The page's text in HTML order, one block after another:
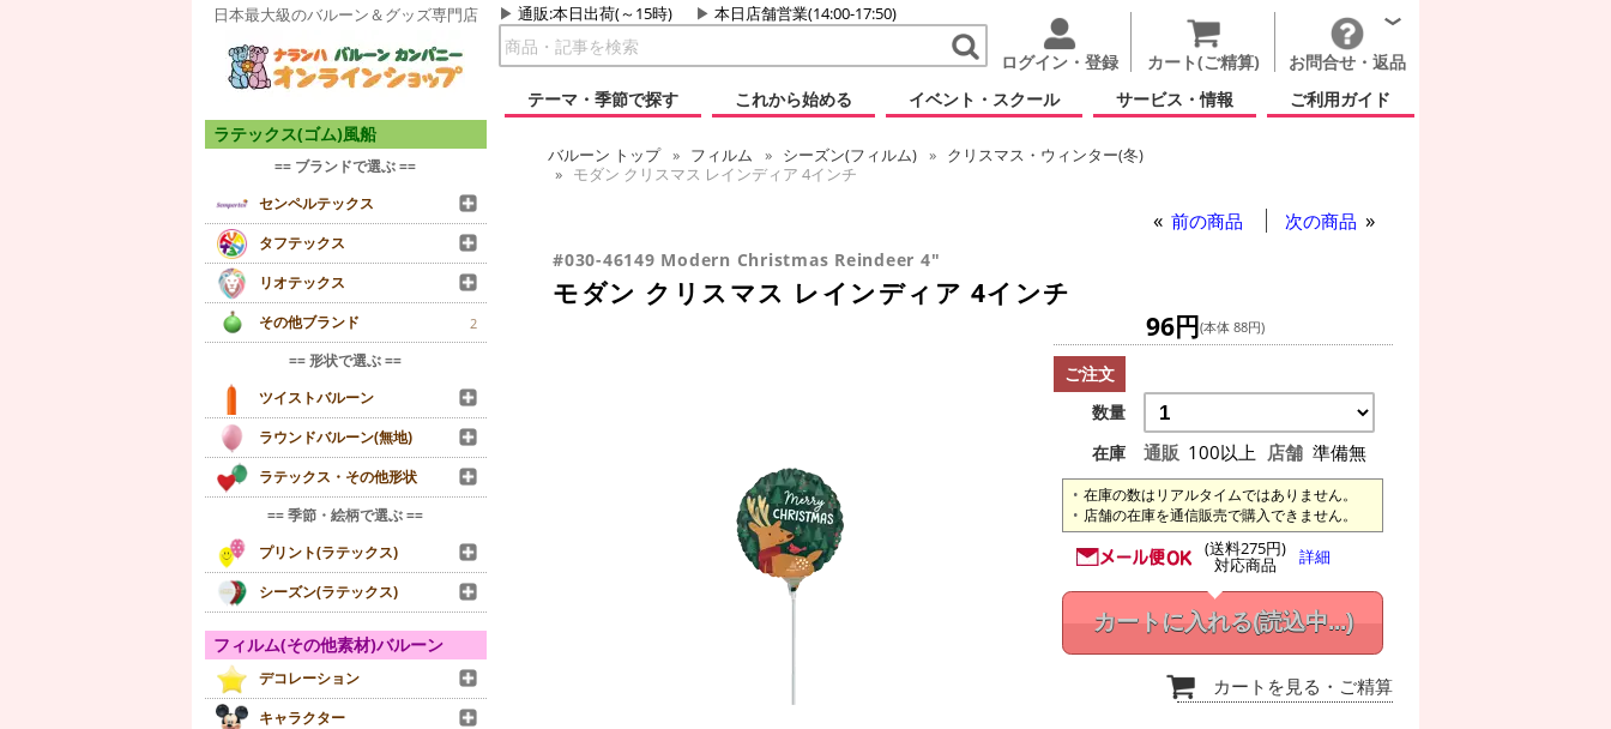
日本最大級のバルーン＆グッズ専門店 通販:本日出荷(～15時) 本日店舗営業(14:00-17:50)
ログイン・登録 カート(ご精算)
お問合せ・返品
テーマ・季節で探す
これから始める イベント・スクール サービス・情報 ご利用ガイド
ラテックス(ゴム)風船
== ブランドで選ぶ ==
センペルテックス
タフテックス
リオテックス
その他ブランド
2
== 形状で選ぶ ==
ツイストバルーン
ラウンドバルーン(無地)
ラテックス・その他形状
== 季節・絵柄で選ぶ ==
プリント(ラテックス)
シーズン(ラテックス)
フィルム(その他素材)バルーン
デコレーション
キャラクター
バルーン トップ フィルム シーズン(フィルム)
クリスマス・ウィンター(冬)
モダン クリスマス レインディア 4インチ
前の商品 次の商品
#030-46149 Modern Christmas Reindeer 4"
モダン クリスマス レインディア 4インチ
96円(本体 88円)
ご注文
数量
在庫
通販 100以上 店舗 準備無
在庫の数はリアルタイムではありません。
店舗の在庫を通信販売で購入できません。
(送料275円)
対応商品 詳細
カートに入れる(読込中...)
カートを見る ・ご精算